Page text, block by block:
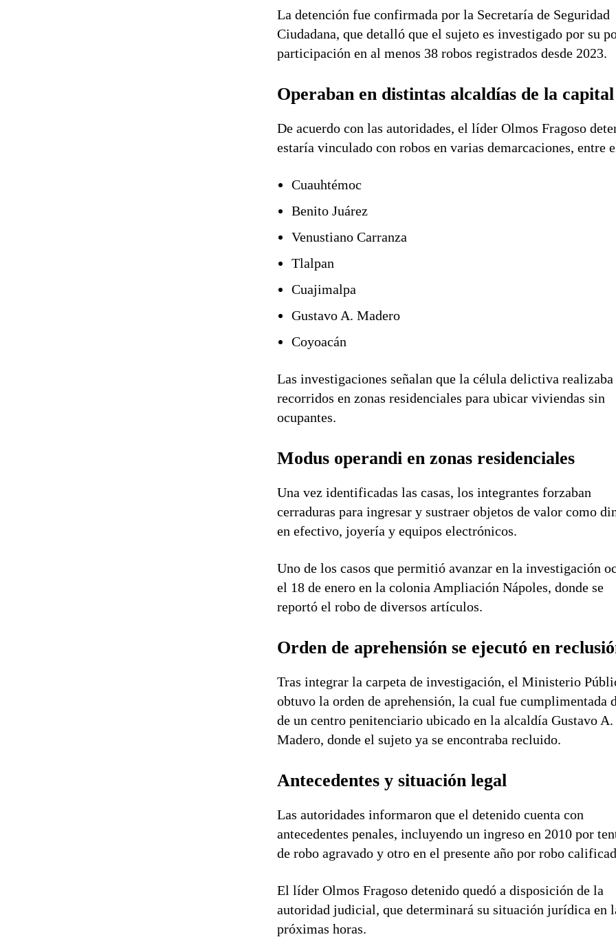
La detención fue confirmada por la Secretaría de Seguridad
Ciudadana, que detalló que el sujeto es investigado por su
participación en al menos 38 robos registrados desde 2023.
Operaban en distintas alcaldías de la capital
De acuerdo con las autoridades, el líder Olmos Fragoso
estaría vinculado con robos en varias demarcaciones, entre
Cuauhtémoc
Benito Juárez
Venustiano Carranza
Tlalpan
Cuajimalpa
Gustavo A. Madero
Coyoacán
Las investigaciones señalan que la célula delictiva realizaba
recorridos en zonas residenciales para ubicar viviendas sin
ocupantes.
Modus operandi en zonas residenciales
Una vez identificadas las casas, los integrantes forzaban
cerraduras para ingresar y sustraer objetos de valor como
en efectivo, joyería y equipos electrónicos.
Uno de los casos que permitió avanzar en la investigación
el 18 de enero en la colonia Ampliación Nápoles, donde se
reportó el robo de diversos artículos.
Orden de aprehensión se ejecutó en
Tras integrar la carpeta de investigación, el Ministerio
obtuvo la orden de aprehensión, la cual fue cumplimentada
de un centro penitenciario ubicado en la alcaldía Gustavo A.
Madero, donde el sujeto ya se encontraba recluido.
Antecedentes y situación legal
Las autoridades informaron que el detenido cuenta con
antecedentes penales, incluyendo un ingreso en 2010 por
de robo agravado y otro en el presente año por robo
El líder Olmos Fragoso detenido quedó a disposición de la
autoridad judicial, que determinará su situación jurídica en
próximas horas.